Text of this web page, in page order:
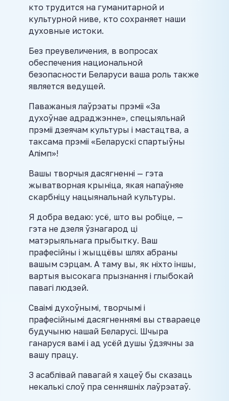
кто трудится на гуманитарной и
культурной ниве, кто сохраняет наши
духовные истоки.
Без преувеличения, в вопросах
обеспечения национальной
безопасности Беларуси ваша роль также
является ведущей.
Паважаныя лаўрэаты прэміі «За
духоўнае адраджэнне», спецыяльнай
прэміі дзеячам культуры і мастацтва, а
таксама прэміі «Беларускі спартыўны
Алімп»!
Вашы творчыя дасягненні — гэта
жыватворная крыніца, якая напаўняе
скарбніцу нацыянальнай культуры.
Я добра ведаю: усё, што вы робіце, —
гэта не дзеля ўзнагарод ці
матэрыяльнага прыбытку. Ваш
прафесійны і жыццёвы шлях абраны
вашым сэрцам. А таму вы, як ніхто іншы,
вартыя высокага прызнання і глыбокай
павагі людзей.
Сваімі духоўнымі, творчымі і
прафесійнымі дасягненнямі вы ствараеце
будучыню нашай Беларусі. Шчыра
ганаруся вамі і ад усёй душы ўдзячны за
вашу працу.
З асаблівай павагай я хацеў бы сказаць
некалькі слоў пра сeнняшніх лаўрэатаў.